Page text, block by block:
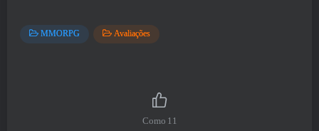
MMORPG Avaliações
Como 11